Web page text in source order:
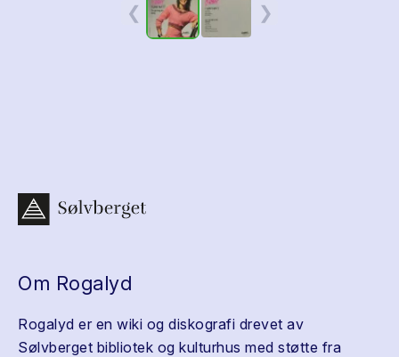
❮ ❯
Om Rogalyd
Rogalyd er en wiki og diskografi drevet av
Sølvberget bibliotek og kulturhus med støtte fra